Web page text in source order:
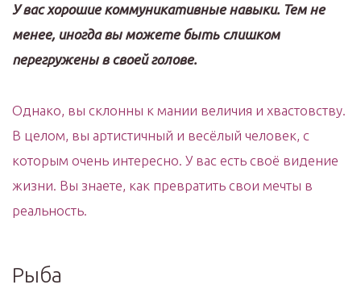
У вас хорошие коммуникативные навыки. Тем не
менее, иногда вы можете быть слишком
перегружены в своей голове.
Однако, вы склонны к мании величия и хвастовству.
В целом, вы артистичный и весёлый человек, с
которым очень интересно. У вас есть своё видение
жизни. Вы знаете, как превратить свои мечты в
реальность.
Рыба